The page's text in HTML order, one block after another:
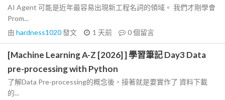
AI Agent 可能是近年最容易出現新工程名詞的領域。 我們才剛學會
Prom...
由 hardness1020發文 1 天前 0個留言
[Machine Learning A-Z [2026] ] 學習筆記 Day3 Data
pre-processing with Python
了解Data Pre-processing的概念後，接著就是要實作了 資料下載
的...